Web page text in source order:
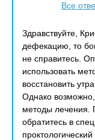
Все
Здравствуйте,
дефекацию, то
не справитесь.
использовать
восстановить
Однако возможно,
методы лечения.
обратитесь в